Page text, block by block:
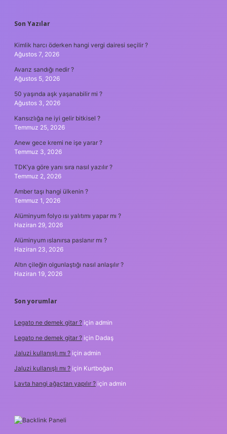
SIDEBAR
Son Yazılar
Kimlik harcı öderken hangi vergi dairesi seçilir ?
Ağustos 7, 2026
Avarız sandığı nedir ?
Ağustos 5, 2026
50 yaşında aşk yaşanabilir mi ?
Ağustos 3, 2026
Kansızlığa ne iyi gelir bitkisel ?
Temmuz 25, 2026
Anew gece kremi ne işe yarar ?
Temmuz 3, 2026
TDK’ya göre yanı sıra nasıl yazılır ?
Temmuz 2, 2026
Amber taşı hangi ülkenin ?
Temmuz 1, 2026
Alüminyum folyo ısı yalıtımı yapar mı ?
Haziran 29, 2026
Alüminyum ıslanırsa paslanır mı ?
Haziran 23, 2026
Altın çileğin olgunlaştığı nasıl anlaşılır ?
Haziran 19, 2026
Son yorumlar
Legato ne demek gitar ? için admin
Legato ne demek gitar ? için Dadaş
Jaluzi kullanışlı mı ? için admin
Jaluzi kullanışlı mı ? için Kurtboğan
Lavta hangi ağaçtan yapılır ? için admin